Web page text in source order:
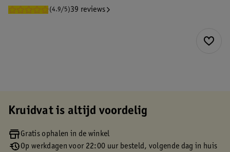
(4.9/5)39 reviews
Kruidvat is altijd voordelig
Gratis ophalen in de winkel
Op werkdagen voor 22:00 uur besteld, volgende dag in huis